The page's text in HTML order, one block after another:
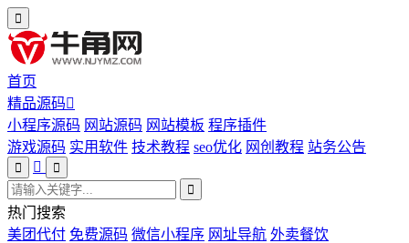
首页
精品源码
小程序源码 网站源码 网站模板 程序插件
游戏源码 实用软件 技术教程 seo优化 网创教程 站务公告
热门搜索
美团代付 免费源码 微信小程序 网址导航 外卖餐饮